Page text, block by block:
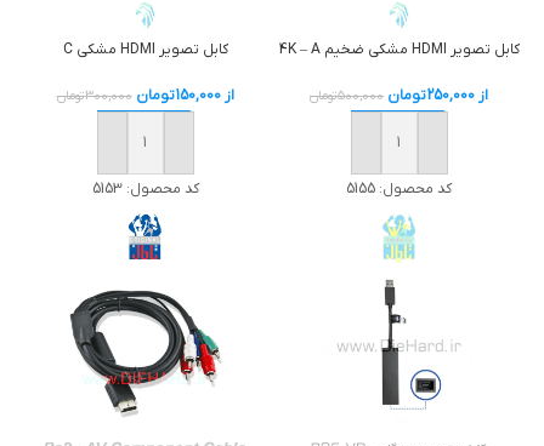
کابل تصوير HDMI مشکي ضخیم 4K – A
از 250,000تومان 500,000تومان
خرید
کد محصول: 5155
کابل تصوير HDMI مشکي C
از150,000تومان 300,000تومان
خرید
کد محصول:5153